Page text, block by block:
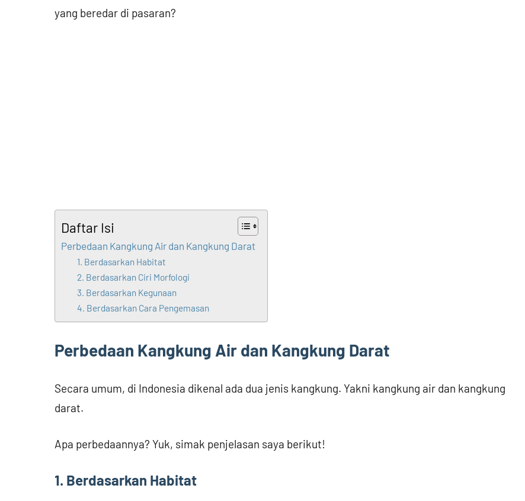
yang beredar di pasaran?
Daftar Isi
Perbedaan Kangkung Air dan Kangkung Darat
1. Berdasarkan Habitat
2. Berdasarkan Ciri Morfologi
3. Berdasarkan Kegunaan
4. Berdasarkan Cara Pengemasan
Perbedaan Kangkung Air dan Kangkung Darat
Secara umum, di Indonesia dikenal ada dua jenis kangkung. Yakni kangkung air dan kangkung
darat.
Apa perbedaannya? Yuk, simak penjelasan saya berikut!
1. Berdasarkan Habitat